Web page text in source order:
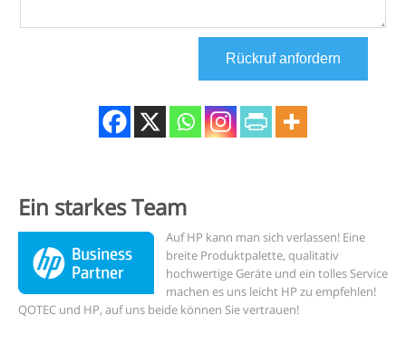
Rückruf anfordern
Ein starkesTeam
Auf HP kann man sich verlassen! Eine
breite Produktpalette, qualitativ
hochwertige Geräte und ein tolles Service
machen es uns leicht HP zu empfehlen!
QOTEC und HP, auf uns beide können Sie vertrauen!